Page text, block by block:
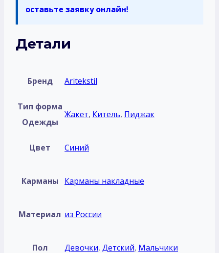
оставьте заявку онлайн!
Детали
Бренд Aritekstil
Тип форма
Одежды
Жакет, Китель, Пиджак
Цвет Синий
Карманы Карманы накладные
Материал из России
Пол Девочки, Детский, Мальчики